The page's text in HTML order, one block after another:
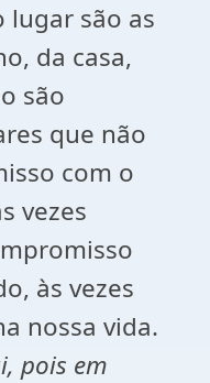
lugar são as
da casa,
são
que não
com o
vezes
às vezes
nossa vida.
pois em